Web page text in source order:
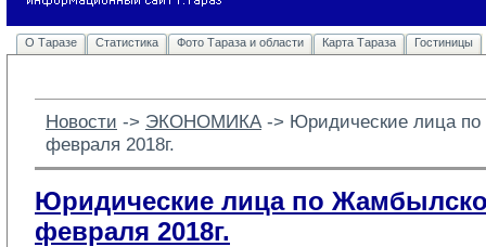
О Таразе Статистика Фото Тараза и области Карта Тараза Гостиницы
Новости -> ЭКОНОМИКА -> Юридические лица
февраля 2018г.
Юридические лица по
февраля 2018г.